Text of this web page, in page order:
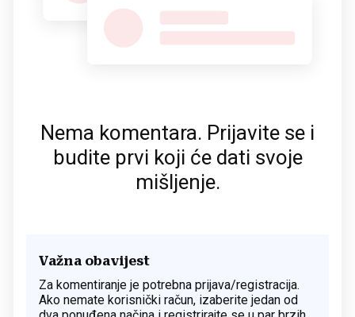
Nema komentara. Prijavite se i
budite prvi koji će dati svoje
mišljenje.
Važna obavijest
Za komentiranje je potrebna prijava/registracija.
Ako nemate korisnički račun, izaberite jedan od